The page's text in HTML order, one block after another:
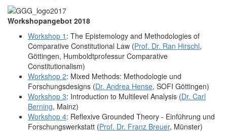
Workshopangebot 2018
Workshop 1 : The Epistemology and Methodologies of
Comparative Constitutional Law (Prof. Dr. Ran Hirschl,
Göttingen, Humboldtprofessur Comparative
Constitutionalism)
Workshop 2: Mixed Methods: Methodologie und
Forschungsdesigns (Dr. Andrea Hense, SOFI Göttingen)
Workshop 3: Introduction to Multilevel Analysis (Dr. Carl
Berning, Mainz)
Workshop 4: Reflexive Grounded Theory - Einführung und
Forschungswerkstatt (Prof. Dr. Franz Breuer, Münster)